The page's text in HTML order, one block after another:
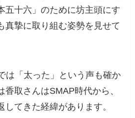
五十六」のために坊主頭にす
真摯に取り組む姿勢を見せて
は「太った」という声も確か
香取さんはSMAP時代から、
してきた経緯があります。